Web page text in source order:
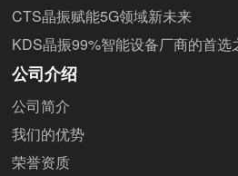
CTS晶振赋能5G领域新未来
KDS晶振99%智能设备厂商的首选
公司介绍
公司简介
我们的优势
荣誉资质